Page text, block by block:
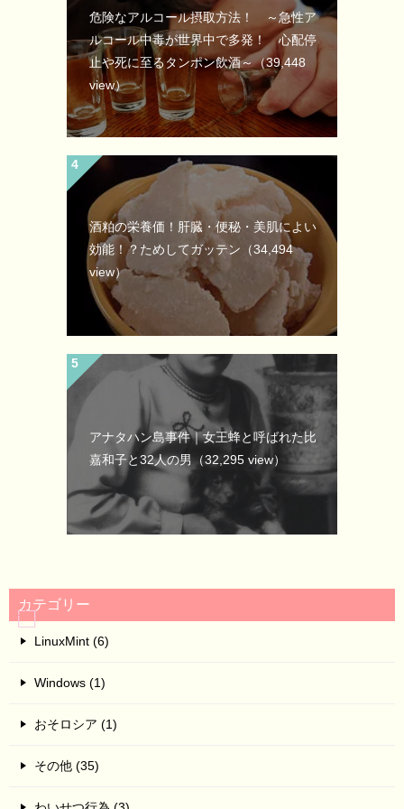
危険なアルコール摂取方法！ ～急性ア
ルコール中毒が世界中で多発！ 心配停
止や死に至るタンポン飲酒～（39,448
view）
酒粕の栄養価！肝臓・便秘・美肌によい
効能！？ためしてガッテン （34,494
view）
アナタハン島事件｜女王蜂と呼ばれた比
嘉和子と32人の男（32,295 view）
カテゴリー
LinuxMint (6)
Windows (1)
おそロシア (1)
その他 (35)